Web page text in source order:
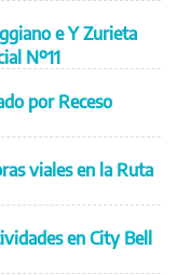
e Y Zurieta
Nº11
por Receso
viales en la Ruta
en City Bell